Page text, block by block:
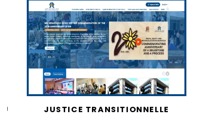
JUSTICE TRANSITIONNELLE